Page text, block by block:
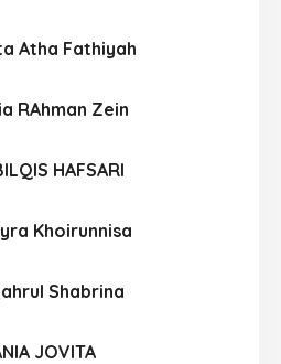
Atha Fathiyah
RAhman Zein
HAFSARI
Khoirunnisa
Shabrina
JOVITA